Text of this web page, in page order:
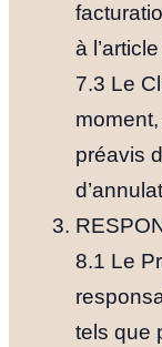
à
7.3 Le
préavis
8.1 Le
tels que